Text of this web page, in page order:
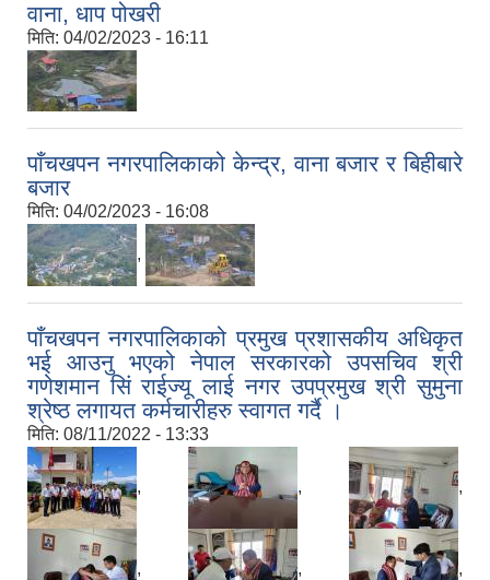
वाना, धाप पोखरी
मिति: 04/02/2023 - 16:11
पाँचखपन नगरपालिकाको केन्द्र, वाना बजार र बिहीबारे
बजार
मिति: 04/02/2023 - 16:08
,
पाँचखपन नगरपालिकाको प्रमुख प्रशासकीय अधिकृत
भई आउनु भएको नेपाल सरकारको उपसचिव श्री
गणेशमान सिं राईज्यू लाई नगर उपप्रमुख श्री सुमुना
श्रेष्ठ लगायत कर्मचारीहरु स्वागत गर्दै ।
मिति: 08/11/2022 - 13:33
, , ,
, , ,